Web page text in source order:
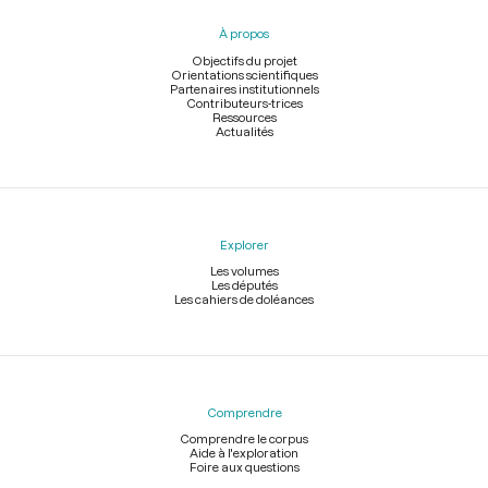
À propos
Objectifs du projet
Orientations scientifiques
Partenaires institutionnels
Contributeurs-trices
Ressources
Actualités
Explorer
Les volumes
Les députés
Les cahiers de doléances
Comprendre
Comprendre le corpus
Aide à l'exploration
Foire aux questions